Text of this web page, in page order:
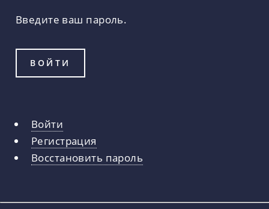
Введите ваш пароль.
Главные
вкладки
Войти
Регистрация
Восстановить пароль